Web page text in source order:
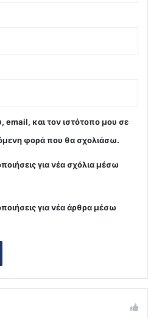
και τον ιστότοπο μου σε
φορά που θα σχολιάσω.
για νέα σχόλια μέσω
για νέα άρθρα μέσω